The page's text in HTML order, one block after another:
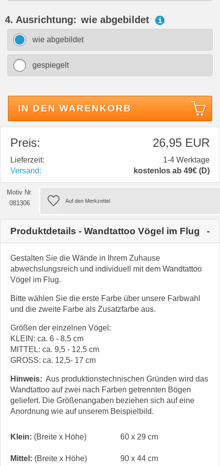
4. Ausrichtung: wie abgebildet i
wie abgebildet
gespiegelt
IN DEN WARENKORB
Preis: 26,95 EUR
Lieferzeit:
1-4 Werktage
Versand:
kostenlos ab 49€ (D)
Motiv Nr.
081306
Produktdetails - Wandtattoo Vögel im Flug
Gestalten Sie die Wände in Ihrem Zuhause
abwechslungsreich und individuell mit dem Wandtattoo
Vögel im Flug.
Bitte wählen Sie die erste Farbe über unsere Farbwahl
und die zweite Farbe als Zusatzfarbe aus.
Größen der einzelnen Vögel:
KLEIN: ca. 6 - 8,5 cm
MITTEL: ca. 9,5 - 12,5 cm
GROSS: ca. 12,5- 17 cm
Hinweis: Aus produktionstechnischen Gründen wird das
Wandtattoo auf zwei nach Farben getrennten Bögen
geliefert. Die Größenangaben beziehen sich auf eine
Anordnung wie auf unserem Beispielbild.
Klein: (Breite x Höhe) 60 x 29 cm
Mittel: (Breite x Höhe) 90 x 44 cm